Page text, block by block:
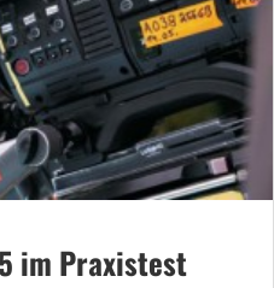
im Praxistest